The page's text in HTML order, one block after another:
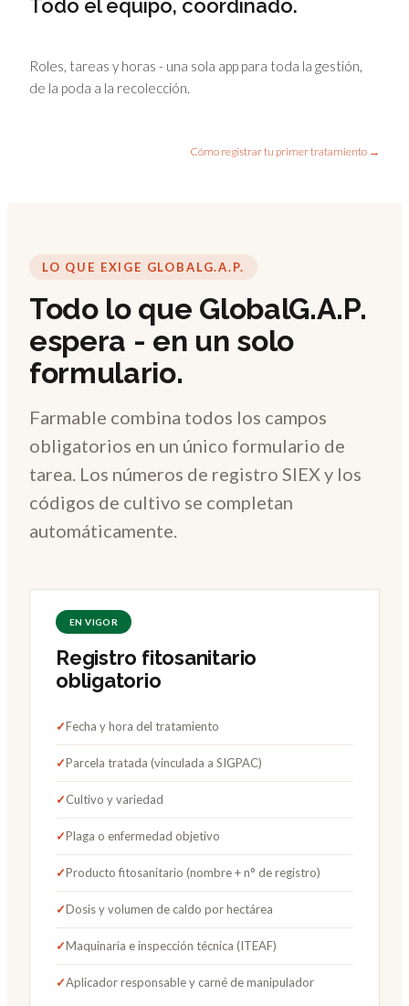
Todo el equipo, coordinado.
Roles, tareas y horas - una sola app para toda la gestión,
de la poda a la recolección.
Cómo registrar tu primer tratamiento →
LO QUE EXIGE GLOBALG.A.P.
Todo lo que GlobalG.A.P.
espera - en un solo
formulario.
Farmable combina todos los campos
obligatorios en un único formulario de
tarea. Los números de registro SIEX y los
códigos de cultivo se completan
automáticamente.
EN VIGOR
Registro fitosanitario
obligatorio
✓Fecha y hora del tratamiento
✓Parcela tratada (vinculada a SIGPAC)
✓Cultivo y variedad
✓Plaga o enfermedad objetivo
✓Producto fitosanitario (nombre + n° de registro)
✓Dosis y volumen de caldo por hectárea
✓Maquinaria e inspección técnica (ITEAF)
✓Aplicador responsable y carné de manipulador